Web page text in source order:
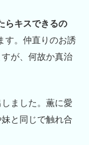
らキスできるの
す。仲直りのお誘
が、何故か真治
ました。薫に愛
と同じで触れ合